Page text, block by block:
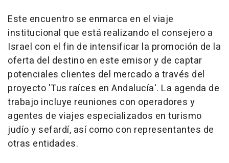
Este encuentro se enmarca en el viaje
institucional que está realizando el consejero a
Israel con el fin de intensificar la promoción de la
oferta del destino en este emisor y de captar
potenciales clientes del mercado a través del
proyecto 'Tus raíces en Andalucía'. La agenda de
trabajo incluye reuniones con operadores y
agentes de viajes especializados en turismo
judío y sefardí, así como con representantes de
otras entidades.